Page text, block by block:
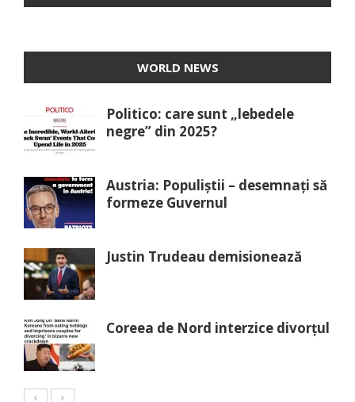
WORLD NEWS
Politico: care sunt „lebedele
negre” din 2025?
Austria: Populiștii – desemnați să
formeze Guvernul
Justin Trudeau demisionează
Coreea de Nord interzice divorțul